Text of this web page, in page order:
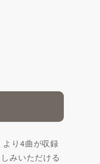
り4曲が収録
みいただける